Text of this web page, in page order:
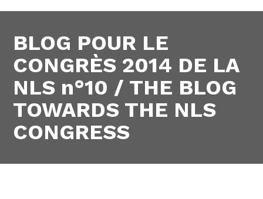
BLOG POUR LE
CONGRÈS 2014 DE LA
NLS n°10 / THE BLOG
TOWARDS THE NLS
CONGRESS